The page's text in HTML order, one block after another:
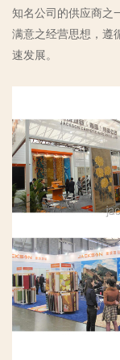
知名公司的供应商之
满意之经营思想，遵
速发展。